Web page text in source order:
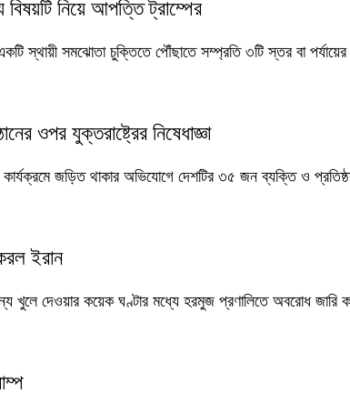
নিয়ে আপত্তি ট্রাম্পের
স্থায়ী সমঝোতা চুক্তিতে পৌঁছাতে সম্প্রতি ৩টি স্তর বা
ওপর যুক্তরাষ্ট্রের নিষেধাজ্ঞা
কার্যক্রমে জড়িত থাকার অভিযোগে দেশটির ৩৫ জন ব্যক্তি ও
ইরান
খুলে দেওয়ার কয়েক ঘণ্টার মধ্যে হরমুজ প্রণালিতে অবরোধ জারি